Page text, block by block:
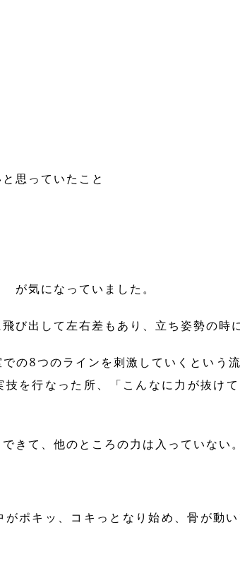
思っていたこと
が気になっていました。
び出して左右差もあり、立ち姿勢の時
の8つのラインを刺激していくという
を行なった所、「こんなに力が抜け
きて、他のところの力は入っていない。
ポキッ、コキっとなり始め、骨が動